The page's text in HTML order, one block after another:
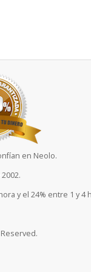
en Neolo.
y el 24% entre 1 y 4